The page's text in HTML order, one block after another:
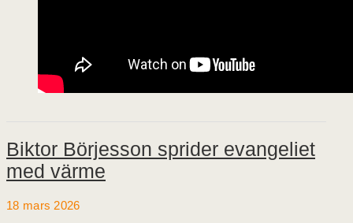
Biktor Börjesson sprider evangeliet
med värme
18 mars 2026